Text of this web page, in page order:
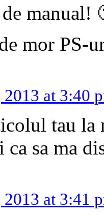
manual!
mor PS-
at 3:40
tau la
sa ma
at 3:41